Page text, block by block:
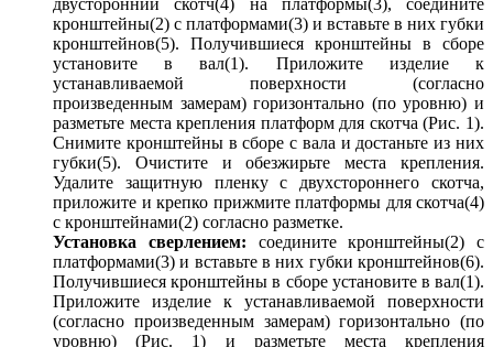
двусторонний скотч(4) на платформы(3), соедините
кронштейны(2) с платформами(3) и вставьте в них губки
кронштейнов(5). Получившиеся кронштейны в сборе
установите в вал(1). Приложите изделие к
устанавливаемой поверхности (согласно
произведенным замерам) горизонтально (по уровню) и
разметьте места крепления платформ для скотча (Рис. 1).
Снимите кронштейны в сборе с вала и достаньте из них
губки(5). Очистите и обезжирьте места крепления.
Удалите защитную пленку с двухстороннего скотча,
приложите и крепко прижмите платформы для скотча(4)
с кронштейнами(2) согласно разметке.
Установка сверлением: соедините кронштейны(2) с
платформами(3) и вставьте в них губки кронштейнов(6).
Получившиеся кронштейны в сборе установите в вал(1).
Приложите изделие к устанавливаемой поверхности
(согласно произведенным замерам) горизонтально (по
уровню) (Рис. 1) и разметьте места крепления